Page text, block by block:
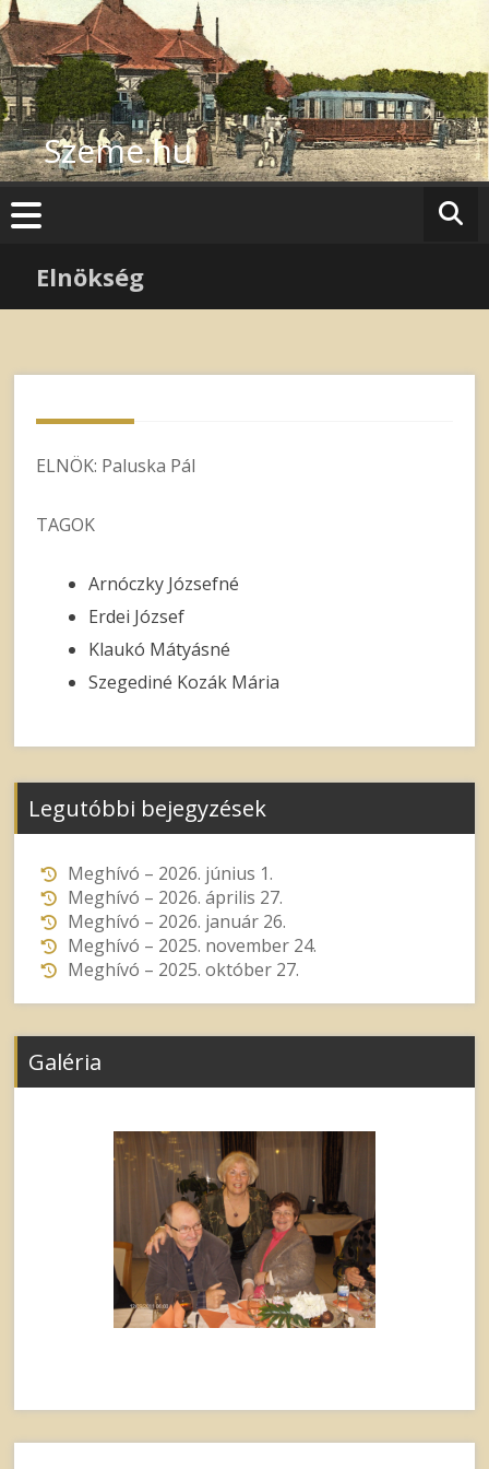
Skip
to
content
Szeme.hu
Elnökség
ELNÖK: Paluska Pál
TAGOK
Arnóczky Józsefné
Erdei József
Klaukó Mátyásné
Szegediné Kozák Mária
Legutóbbi bejegyzések
Meghívó – 2026. június 1.
Meghívó – 2026. április 27.
Meghívó – 2026. január 26.
Meghívó – 2025. november 24.
Meghívó – 2025. október 27.
Galéria